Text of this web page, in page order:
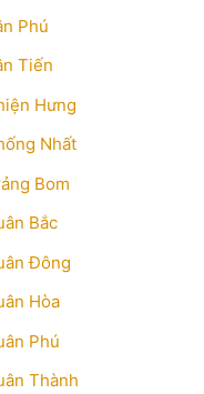
Phú
Tiến
Hưng
Nhất
Bom
Bắc
Đông
Hòa
Phú
Thành